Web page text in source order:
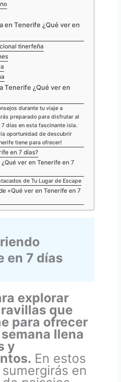
en Tenerife ¿Qué ver en
tinerfeña
Tenerife ¿Qué ver en
durante tu viaje a
preparado para disfrutar al
7 días en esta fascinante isla.
la oportunidad de descubrir
tiene para ofrecer!
en 7 días?
ver en Tenerife en 7
de Tu Lugar de Escape
«Qué ver en Tenerife en 7
en 7 días
explorar
que
para ofrecer
llena
y
En estos
en